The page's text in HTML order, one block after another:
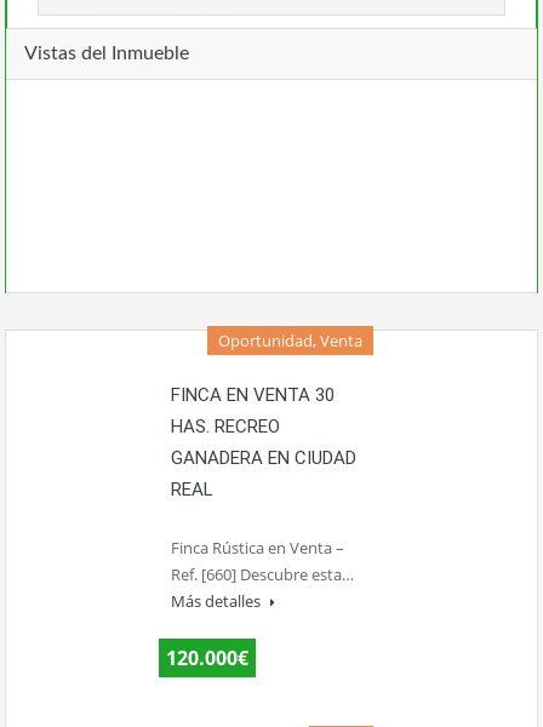
Vistas del Inmueble
Oportunidad, Venta
FINCA EN VENTA 30
HAS. RECREO
GANADERA EN CIUDAD
REAL
Finca Rústica en Venta –
Ref. [660] Descubre esta…
Más detalles
120.000€